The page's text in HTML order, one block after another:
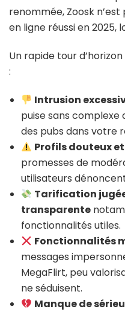
renommée, Zoosk
en ligne réussi en 2025,
Un rapide tour
:
Intrusion
puise sans
des pubs dans votre
Profils douteux
promesses de
utilisateurs
Tarification
transparente
fonctionnalités utiles.
Fonctionnalités
messages
MegaFlirt, peu
ne séduisent.
Manque de